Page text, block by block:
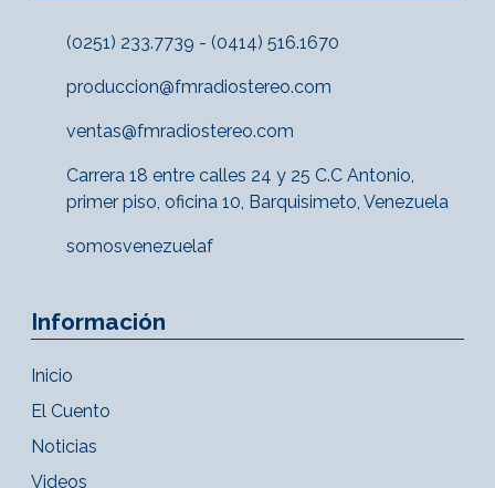
(0251) 233.7739 - (0414) 516.1670
produccion@fmradiostereo.com
ventas@fmradiostereo.com
Carrera 18 entre calles 24 y 25 C.C Antonio,
primer piso, oficina 10, Barquisimeto, Venezuela
somosvenezuelaf
Información
Inicio
El Cuento
Noticias
Videos